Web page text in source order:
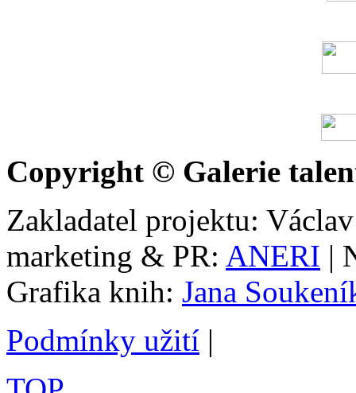
Copyright © Galerie
Zakladatel projektu:
marketing & PR: ANERI |
Grafika knih: Jana
Podmínky užití |